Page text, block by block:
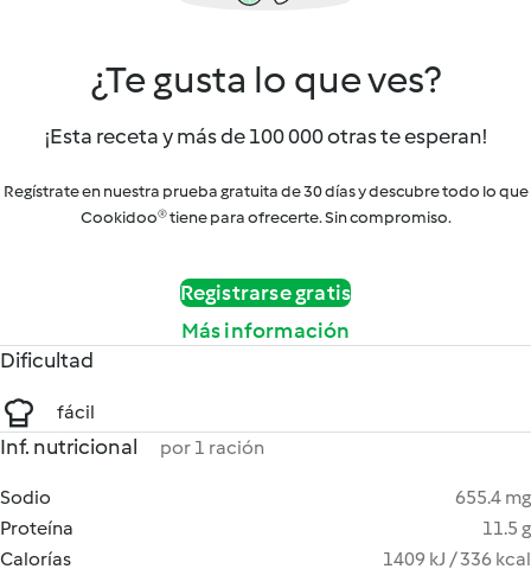
¿Te gusta lo que ves?
¡Esta receta y más de 100 000 otras te esperan!
Regístrate en nuestra prueba gratuita de 30 días y descubre todo lo que
Cookidoo® tiene para ofrecerte. Sin compromiso.
Registrarse gratis
Más información
Dificultad
fácil
Inf. nutricional por 1 ración
Sodio
655.4 mg
Proteína
11.5 g
Calorías
1409 kJ / 336 kcal